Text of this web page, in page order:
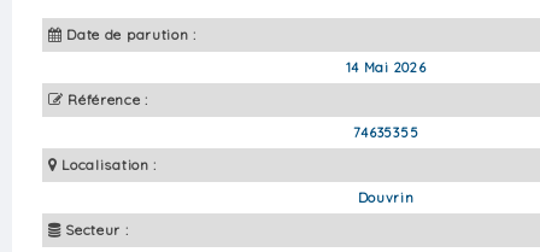
Date de parution :
14 Mai 2026
Référence :
74635355
Localisation :
Douvrin
Secteur :